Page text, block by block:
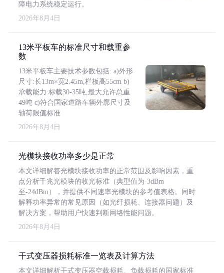
障电力系统稳定运行。
2026年8月4日
13米平板车的标准尺寸和载重参
数
13米平板车主要技术参数包括: a)外形
尺寸:长13m×宽2.45m,栏板高55cm b)
承载能力:标载30-35吨,最大允许总重
49吨 c)符合国家道路车辆外廓尺寸及
轴荷限值标准
2026年8月4日
光模块接收功率多少是正常
本文详细解答光模块接收功率的正常范围及影响因素，重
点分析千兆光模块的收光标准（典型值为-3dBm
至-24dBm），并提供不同速率光模块的参考值表格。同时
解释功率异常的常见原因（如光纤损耗、连接器问题）及
解决方案，帮助用户快速判断网络性能问题。
2026年8月4日
干式变压器损耗标准一览表及计算方法
本文详细解析干式变压器空载损耗、负载损耗的国家标准